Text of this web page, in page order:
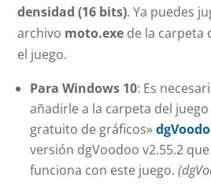
densidad (16 bits). Ya puedes
archivo moto.exe de la carpeta
el juego.
Para Windows 10: Es
añadirle a la carpeta del
gratuito de gráficos»
versión dgVoodoo v2.55.2
funciona con este juego.